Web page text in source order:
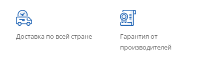
Доставка по всей стране
Гарантия от
производителей